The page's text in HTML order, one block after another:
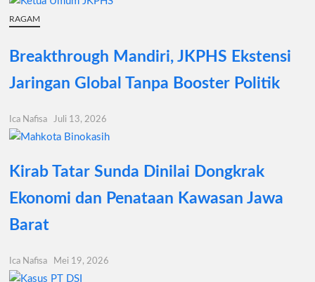
RAGAM
Breakthrough Mandiri, JKPHS Ekstensi
Jaringan Global Tanpa Booster Politik
Ica Nafisa Juli 13, 2026
Kirab Tatar Sunda Dinilai Dongkrak
Ekonomi dan Penataan Kawasan Jawa
Barat
Ica Nafisa Mei 19, 2026